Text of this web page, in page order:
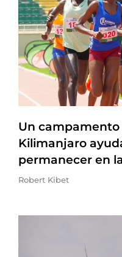
Un
Kilimanjaro
permanecer en
Robert Kibet